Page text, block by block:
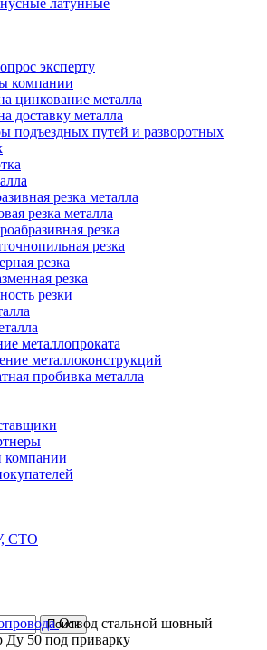
эксперту
компании
цинкование металла
доставку металла
подъездных путей и разворотных
резка металла
резка металла
резка
резка
резка
резка
резки
металлопроката
металлоконструкций
пробивка металла
компании
СТО
Поиск
Отвод стальной шовный
Ду 50 под приварку